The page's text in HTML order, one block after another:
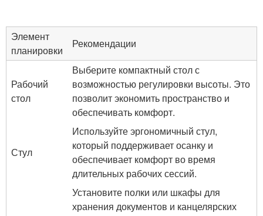
Элемент
планировки
Рекомендации
Рабочий
стол
Выберите компактный стол с
возможностью регулировки высоты. Это
позволит экономить пространство и
обеспечивать комфорт.
Стул
Используйте эргономичный стул,
который поддерживает осанку и
обеспечивает комфорт во время
длительных рабочих сессий.
Установите полки или шкафы для
хранения документов и канцелярских